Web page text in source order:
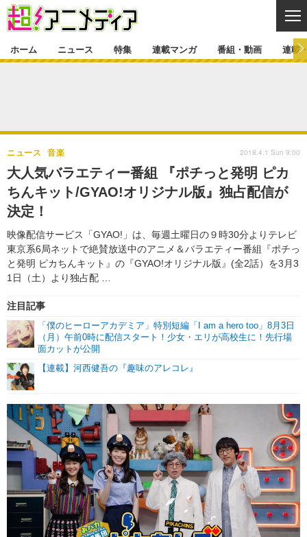
ゲーム・アプリ マンガ
グッズ イベント
舞台 新帝スタ
特集一覧 カバー
ラキりす
連載マンガ
連載一覧
番組・動画
番組・動画一覧 ラジオ
連載・ブログ
編集部ブログ・お知らせ
ホーム ニュース 特集 連載マンガ 番組・動画 連載
大人気バラエティー番組 『ポチっと発明 ピカ
ちんキット/GYAO!オリジナル版』独占配信が
決定！
映像配信サービス「GYAO!」は、毎週土曜日の９時30分よりテレビ
東京系6局ネットで絶賛放送中のアニメ＆バラエティー番組『ポチっ
と発明 ピカちんキット』の『GYAO!オリジナル版』(全2話）を3月3
1日（土）より独占配 …
ニュース 音楽
注目記事
「僕のヒーローアカデミア」特別短編「I am a hero too」8月3日
（月）午前0時に配信スタート！少女・エリが高校生に！先行場
面カットが公開
【連載】河西健吾の『趣味のアレコレ』
2018.4.1 Sun 9:00